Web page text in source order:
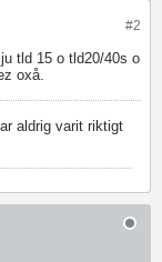
#2
tld 15 o tld20/40s o
oxå.
aldrig varit riktigt